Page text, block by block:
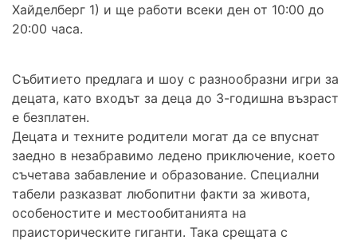
Хайделберг 1) и ще работи всеки ден от 10:00 до
20:00 часа.
Събитието предлага и шоу с разнообразни игри за
децата, като входът за деца до 3-годишна възраст
е безплатен.
Децата и техните родители могат да се впуснат
заедно в незабравимо ледено приключение, което
съчетава забавление и образование. Специални
табели разказват любопитни факти за живота,
особеностите и местообитанията на
праисторическите гиганти. Така срещата с